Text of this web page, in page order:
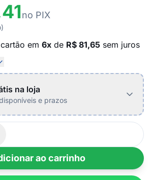
no PIX
em 6x de R$ 81,65 sem juros
na loja
e prazos
ao carrinho